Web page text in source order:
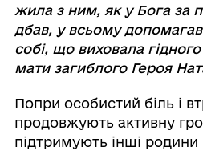
жила з ним, як у Бога за
дбав, у всьому
собі, що виховала
мати загиблого Героя
Попри особистий біль і
продовжують активну
підтримують інші родини